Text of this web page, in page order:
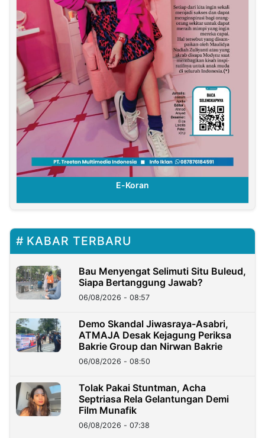
E-Koran
KABAR TERBARU
Bau Menyengat Selimuti Situ Buleud,
Siapa Bertanggung Jawab?
06/08/2026 - 08:57
Demo Skandal Jiwasraya-Asabri,
ATMAJA Desak Kejagung Periksa
Bakrie Group dan Nirwan Bakrie
06/08/2026 - 08:50
Tolak Pakai Stuntman, Acha
Septriasa Rela Gelantungan Demi
Film Munafik
06/08/2026 - 07:38